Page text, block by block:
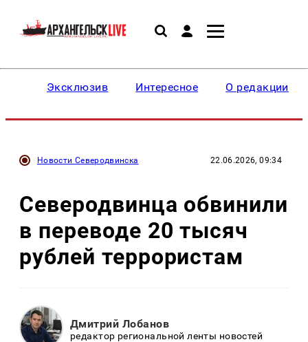
Эксклюзив Интересное О редакции
Новости Северодвинска 22.06.2026, 09:34
Северодвинца обвинили
в переводе 20 тысяч
рублей террористам
Дмитрий Лобанов
редактор региональной ленты новостей